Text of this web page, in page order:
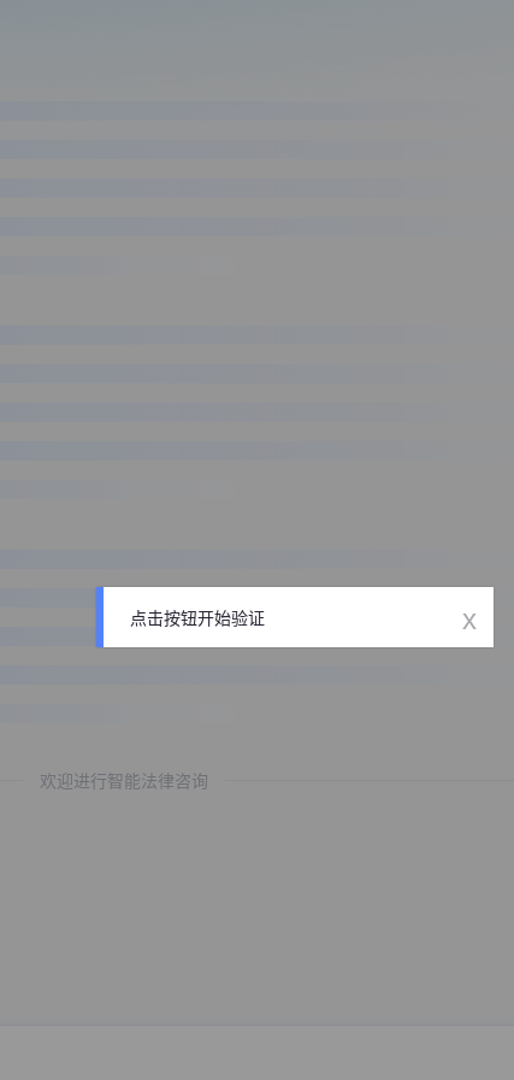
欢迎进行智能法律咨询
点击按钮开始验证 x